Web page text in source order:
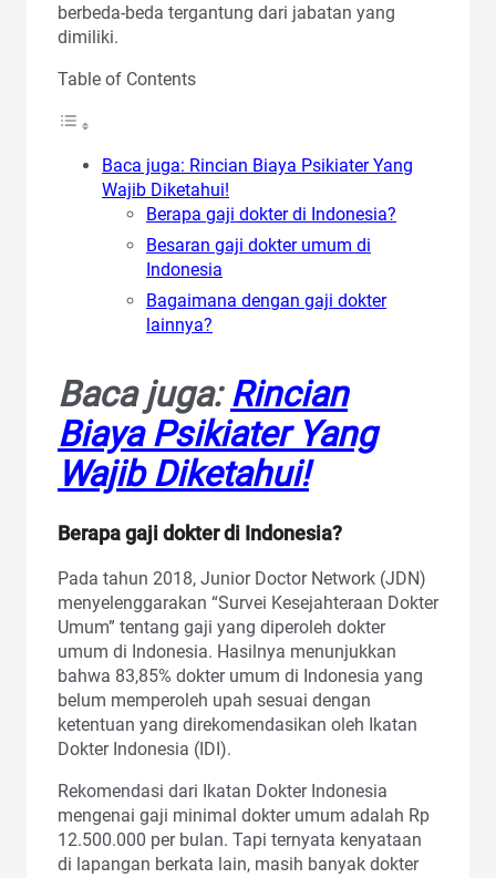
berbeda-beda tergantung dari jabatan yang
dimiliki.
Table of Contents
Baca juga: Rincian Biaya Psikiater Yang
Wajib Diketahui!
Berapa gaji dokter di Indonesia?
Besaran gaji dokter umum di
Indonesia
Bagaimana dengan gaji dokter
lainnya?
Baca juga:Rincian
Biaya Psikiater Yang
Wajib Diketahui!
Berapagaji dokterdi Indonesia?
Pada tahun 2018, Junior Doctor Network (JDN)
menyelenggarakan “Survei Kesejahteraan Dokter
Umum” tentang gaji yang diperoleh dokter
umum di Indonesia. Hasilnya menunjukkan
bahwa 83,85% dokter umum di Indonesia yang
belum memperoleh upah sesuai dengan
ketentuan yang direkomendasikan oleh Ikatan
Dokter Indonesia (IDI).
Rekomendasi dari Ikatan Dokter Indonesia
mengenai gaji minimal dokter umum adalah Rp
12.500.000 per bulan. Tapi ternyata kenyataan
di lapangan berkata lain, masih banyak dokter